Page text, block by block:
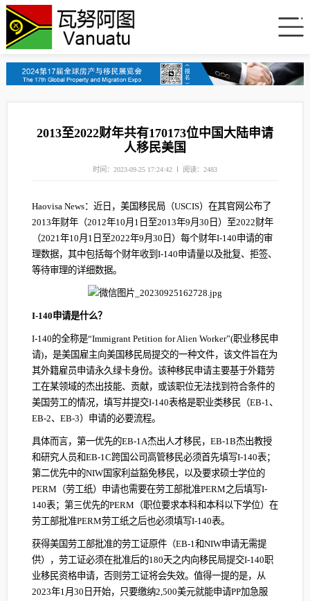
2013至2022财年共有170173位中国大陆申请
人移民美国
时间：2023-09-25 17:24:42 阅读：2483
Haovisa News：近日，美国移民局（USCIS）在其官网公布了
2013年财年（2012年10月1日至2013年9月30日）至2022财年
（2021年10月1日至2022年9月30日）每个财年I-140申请的审
理数据，其中包括每个财年收到I-140申请量以及批复、拒签、
等待审理的详细数据。
I-140申请是什么？
I-140的全称是“Immigrant Petition for Alien Worker”(职业移民申
请)，是美国雇主向美国移民局提交的一种文件，该文件旨在为
其外籍雇员申请永久绿卡身份。该种移民申请主要基于外籍劳
工在某领域的杰出技能、贡献，或该职位无法找到符合条件的
美国劳工的情况，填写并提交I-140表格是职业类移民（EB-1、
EB-2、EB-3）申请的必要流程。
具体而言，第一优先的EB-1A杰出人才移民，EB-1B杰出教授
和研究人员和EB-1C跨国公司高管移民必须首先填写I-140表；
第二优先中的NIW国家利益豁免移民，以及要求硕士学位的
PERM（劳工纸）申请也需要在劳工部批准PERM之后填写I-
140表；第三优先的PERM（职位要求本科和本科以下学位）在
劳工部批准PERM劳工纸之后也必须填写I-140表。
获得美国劳工部批准的劳工证原件（EB-1和NIW申请无需提
供），劳工证必须在批准后的180天之内向移民局提交I-140职
业移民资格申请，否则劳工证将会失效。值得一提的是，从
2023年1月30日开始，只要缴纳2,500美元就能申请PP加急服